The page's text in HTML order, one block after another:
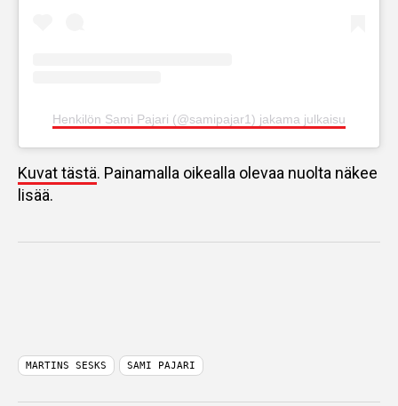
Henkilön Sami Pajari (@samipajar1) jakama julkaisu
Kuvat tästä. Painamalla oikealla olevaa nuolta näkee
lisää.
MARTINS SESKS SAMI PAJARI